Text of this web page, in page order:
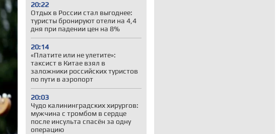
20:22
Отдых в России стал выгоднее:
туристы бронируют отели на 4,4
дня при падении цен на 8%
20:14
«Платите или не улетите»:
таксист в Китае взял в
заложники российских туристов
по пути в аэропорт
20:03
Чудо калининградских хирургов:
мужчина с тромбом в сердце
после инсульта спасён за одну
операцию